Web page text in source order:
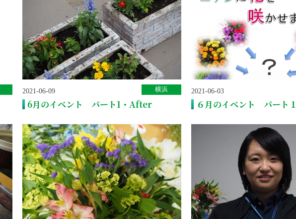
2021-06-09
6月のイベント パート1・After
横浜 2021-06-03
６月のイベント パート１